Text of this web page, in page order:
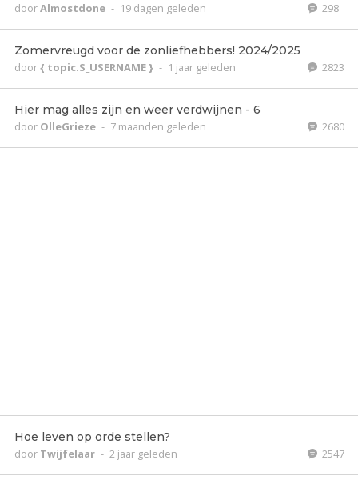
doorAlmostdone - 19 dagen geleden 298
Zomervreugd voor de zonliefhebbers! 2024/2025
door{ topic.S_USERNAME } - 1 jaar geleden 2823
Hier mag alles zijn en weer verdwijnen - 6
door OlleGrieze - 7 maanden geleden 2680
Hoe leven op orde stellen?
door Twijfelaar - 2 jaar geleden 2547